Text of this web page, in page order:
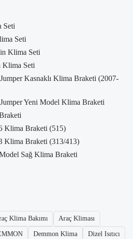
Seti
Seti
Klima Seti
Klima Seti
Kasnaklı Klima Braketi (2007-
Yeni Model Klima Braketi
Klima Braketi (515)
Klima Braketi (313/413)
Sağ Klima Braketi
Klima Bakımı Araç Kliması
Demmon Klima Dizel Isıtıcı